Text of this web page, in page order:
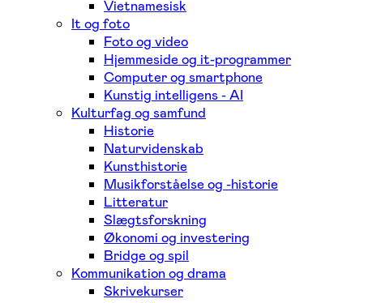
Vietnamesisk
It og foto
Foto og video
Hjemmeside og it-programmer
Computer og smartphone
Kunstig intelligens - AI
Kulturfag og samfund
Historie
Naturvidenskab
Kunsthistorie
Musikforståelse og -historie
Litteratur
Slægtsforskning
Økonomi og investering
Bridge og spil
Kommunikation og drama
Skrivekurser